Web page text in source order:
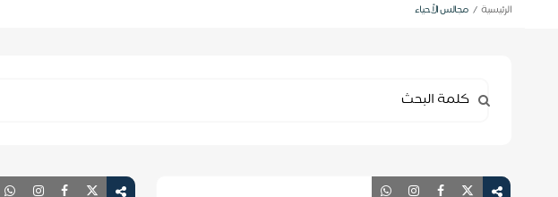
الرئيسية مجالس الأحياء